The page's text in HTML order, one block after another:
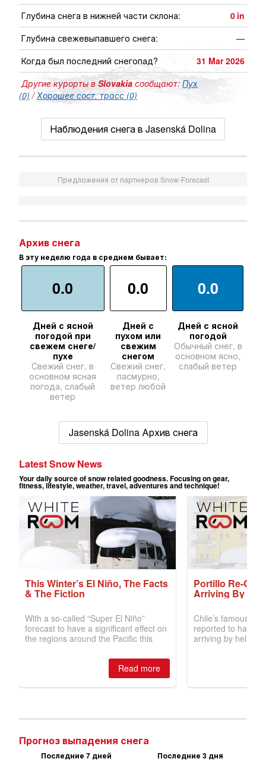
Глубина снега в нижней части склона:
0 in
Глубина свежевыпавшего снега:
—
Когда был последний снегопад?
31 Mar 2026
Другие курорты вSlovakia сообщают: Пух
(0) /Хорошее сост. трасс (0)
Наблюдения снега в Jasenská Dolina
Предложения от партнеров Snow-Forecast
Архив снега
В эту неделю года в среднем бывает:
0.0
Дней с ясной
погодой при
свежем снеге/
пухе
Свежий снег, в
основном ясная
погода, слабый
ветер
0.0
Дней с
пухом или
свежим
снегом
Свежий снег,
пасмурно,
ветер любой
0.0
Дней с ясной
погодой
Обычный снег, в
основном ясно,
слабый ветер
Jasenská Dolina Архив снега
Прогноз выпадения снега
Последние 7 дней Последние 3 дня